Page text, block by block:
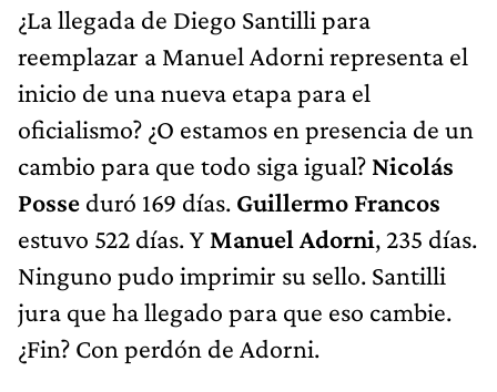
¿La llegada de Diego Santilli para
reemplazar a Manuel Adorni representa el
inicio de una nueva etapa para el
oficialismo? ¿O estamos en presencia de un
cambio para que todo siga igual? Nicolás
Posse duró 169 días. Guillermo Francos
estuvo 522 días. Y Manuel Adorni, 235 días.
Ninguno pudo imprimir su sello. Santilli
jura que ha llegado para que eso cambie.
¿Fin? Con perdón de Adorni.